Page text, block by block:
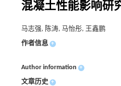
混凝土性能影响研
马志强, 陈涛, 马怡彤, 王鑫鹏
作者信息 +
Author information +
文章历史 +